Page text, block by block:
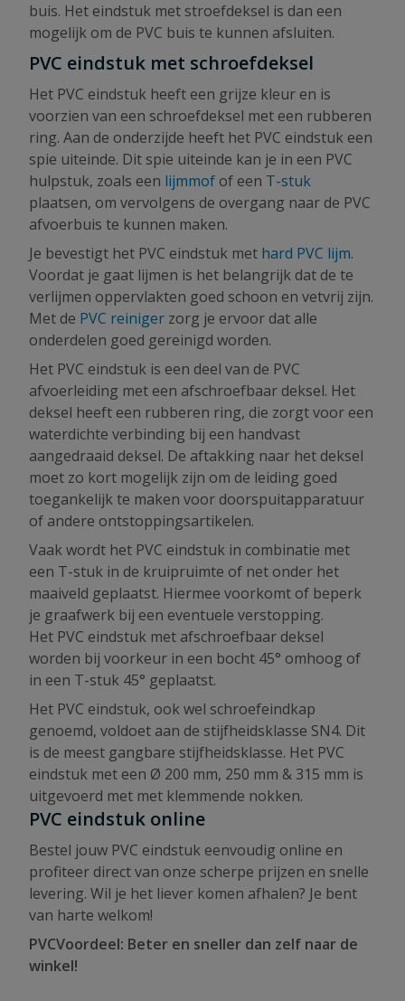
buis. Het eindstuk met stroefdeksel is dan een
mogelijk om de PVC buis te kunnen afsluiten.
PVC eindstuk met schroefdeksel
Het PVC eindstuk heeft een grijze kleur en is
voorzien van een schroefdeksel met een rubberen
ring. Aan de onderzijde heeft het PVC eindstuk een
spie uiteinde. Dit spie uiteinde kan je in een PVC
hulpstuk, zoals een lijmmof of een T-stuk
plaatsen, om vervolgens de overgang naar de PVC
afvoerbuis te kunnen maken.
Je bevestigt het PVC eindstuk met hard PVC lijm.
Voordat je gaat lijmen is het belangrijk dat de te
verlijmen oppervlakten goed schoon en vetvrij zijn.
Met de PVC reiniger zorg je ervoor dat alle
onderdelen goed gereinigd worden.
Het PVC eindstuk is een deel van de PVC
afvoerleiding met een afschroefbaar deksel. Het
deksel heeft een rubberen ring, die zorgt voor een
waterdichte verbinding bij een handvast
aangedraaid deksel. De aftakking naar het deksel
moet zo kort mogelijk zijn om de leiding goed
toegankelijk te maken voor doorspuitapparatuur
of andere ontstoppingsartikelen.
Vaak wordt het PVC eindstuk in combinatie met
een T-stuk in de kruipruimte of net onder het
maaiveld geplaatst. Hiermee voorkomt of beperk
je graafwerk bij een eventuele verstopping.
Het PVC eindstuk met afschroefbaar deksel
worden bij voorkeur in een bocht 45° omhoog of
in een T-stuk 45° geplaatst.
Het PVC eindstuk, ook wel schroefeindkap
genoemd, voldoet aan de stijfheidsklasse SN4. Dit
is de meest gangbare stijfheidsklasse. Het PVC
eindstuk met een Ø 200 mm, 250 mm & 315 mm is
uitgevoerd met met klemmende nokken.
PVC eindstuk online
Bestel jouw PVC eindstuk eenvoudig online en
profiteer direct van onze scherpe prijzen en snelle
levering. Wil je het liever komen afhalen? Je bent
van harte welkom!
PVCVoordeel: Beter en sneller dan zelf naar de
winkel!